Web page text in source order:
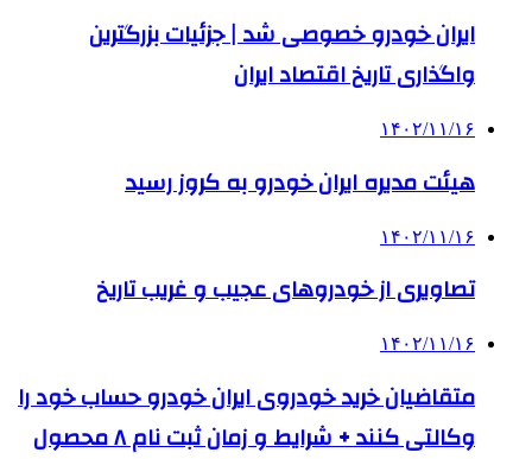
ایران خودرو خصوصی شد | جزئیات بزرگترین
واگذاری تاریخ اقتصاد ایران
۱۴۰۲/۱۱/۱۶
هیئت مدیره ایران خودرو به کروز رسید
۱۴۰۲/۱۱/۱۶
تصاویری از خودروهای عجیب و غریب تاریخ
۱۴۰۲/۱۱/۱۶
متقاضیان خرید خودروی ایران خودرو حساب خود را
وکالتی کنند + شرایط و زمان ثبت نام ۸ محصول